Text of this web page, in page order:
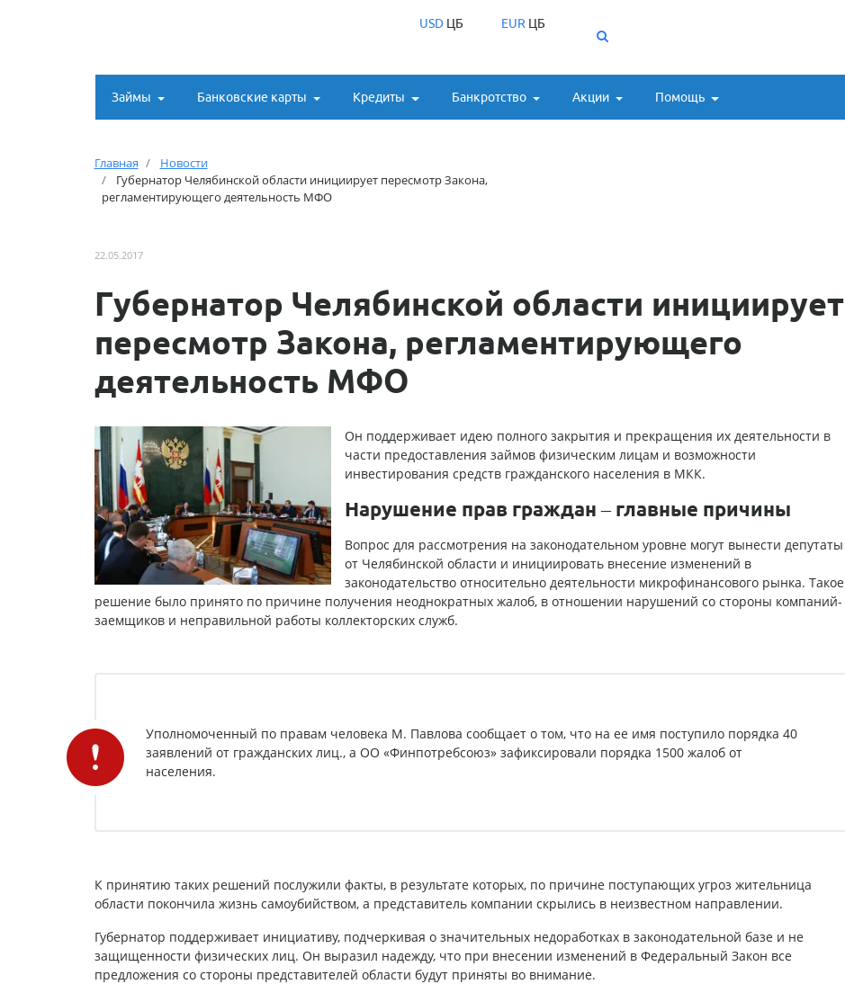
USDЦБ EUR ЦБ
Займы Банковские карты Кредиты Банкротство Акции Помощь
Главная
Новости
Губернатор Челябинской области инициирует пересмотр Закона,
регламентирующего деятельность МФО
22.05.2017
Губернатор Челябинской области инициирует
пересмотр Закона, регламентирующего
деятельность МФО
Он поддерживает идею полного закрытия и прекращения их деятельности в
части предоставления займов физическим лицам и возможности
инвестирования средств гражданского населения в МКК.
Нарушение прав граждан – главные причины
Вопрос для рассмотрения на законодательном уровне могут вынести депутаты
от Челябинской области и инициировать внесение изменений в
законодательство относительно деятельности микрофинансового рынка. Такое
решение было принято по причине получения неоднократных жалоб, в отношении нарушений со стороны компаний-
заемщиков и неправильной работы коллекторских служб.
Уполномоченный по правам человека М. Павлова сообщает о том, что на ее имя поступило порядка 40
заявлений от гражданских лиц., а ОО «Финпотребсоюз» зафиксировали порядка 1500 жалоб от
населения.
К принятию таких решений послужили факты, в результате которых, по причине поступающих угроз жительница
области покончила жизнь самоубийством, а представитель компании скрылись в неизвестном направлении.
Губернатор поддерживает инициативу, подчеркивая о значительных недоработках в законодательной базе и не
защищенности физических лиц. Он выразил надежду, что при внесении изменений в Федеральный Закон все
предложения со стороны представителей области будут приняты во внимание.